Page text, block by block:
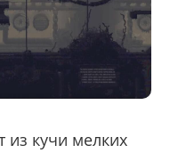
из кучи мелких